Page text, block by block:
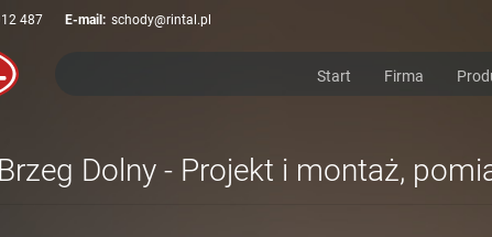
487 E-mail: schody@rintal.pl
Start Firma
Dolny - Projekt i montaż,